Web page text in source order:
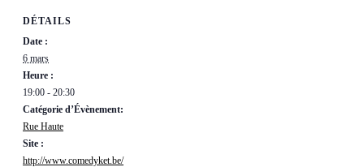
DÉTAILS
Date :
6 mars
Heure :
19:00 - 20:30
Catégorie d’Évènement:
Rue Haute
Site :
http://www.comedyket.be/